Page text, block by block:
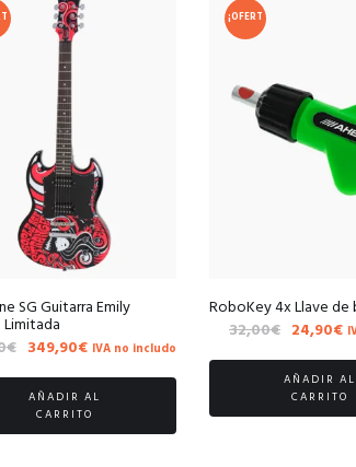
SG Guitarra Emily
€ El
original
era:
456,00€.
349,90€El
actual
es:
349,90€.
IVA no includo
AÑADIR AL
CARRITO
¡OFERT
RoboKey 4x Llave de
32,00€ El
original
era:
32,00€.
24,90€El
es:
AÑADIR AL
CARRITO